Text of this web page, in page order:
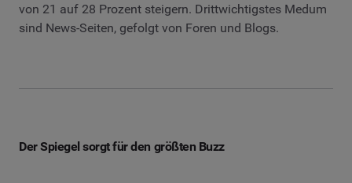
von 21 auf 28 Prozent steigern. Drittwichtigstes Medum
sind News-Seiten, gefolgt von Foren und Blogs.
Der Spiegel sorgt für den größten Buzz